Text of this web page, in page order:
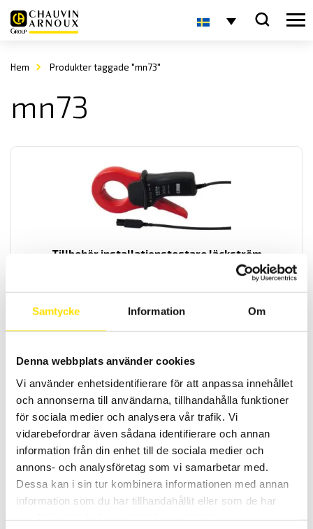
Samtycke Information Om
Denna webbplats använder cookies
Vi använder enhetsidentifierare för att anpassa innehållet
och annonserna till användarna, tillhandahålla funktioner
för sociala medier och analysera vår trafik. Vi
vidarebefordrar även sådana identifierare och annan
information från din enhet till de sociala medier och
annons- och analysföretag som vi samarbetar med.
Dessa kan i sin tur kombinera informationen med annan
information som du har tillhandahållit eller som de har
Hem Produkter taggade "mn73"
mn73
Tillbehör installationstestare läckström
Läckströmstänger till Chauvin-Arnoux installationstestare.
3,395.00 kr
4,895.00 kr
Strömtång typ MN modell MN71 till MN89
Dessa ergonomiska minitänger är anpassade för mätningar på
strömmar från 10 mA till 240 A AC med 20 mm maximal
2,280.00kr–4,365.00krPrisintervall: LÄS MER